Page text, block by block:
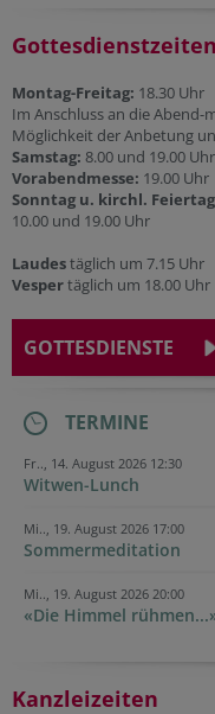
Montag-Freitag: 18.30 Uhr
Im Anschluss an die Abend-
Möglichkeit der Anbetung
Samstag: 8.00 und 19.00 Uhr
Vorabendmesse: 19.00 Uhr
Sonntag u. kirchl.
10.00 und 19.00 Uhr
Laudestäglich um 7.15 Uhr
Vespertäglich um 18.00 Uhr
GOTTESDIENSTE
TERMINE
Fr.., 14. August 2026 12:30
Witwen-Lunch
Mi.., 19. August 2026 17:00
Sommermeditation
Mi.., 19. August 2026 20:00
«Die Himmel
Kanzleizeiten